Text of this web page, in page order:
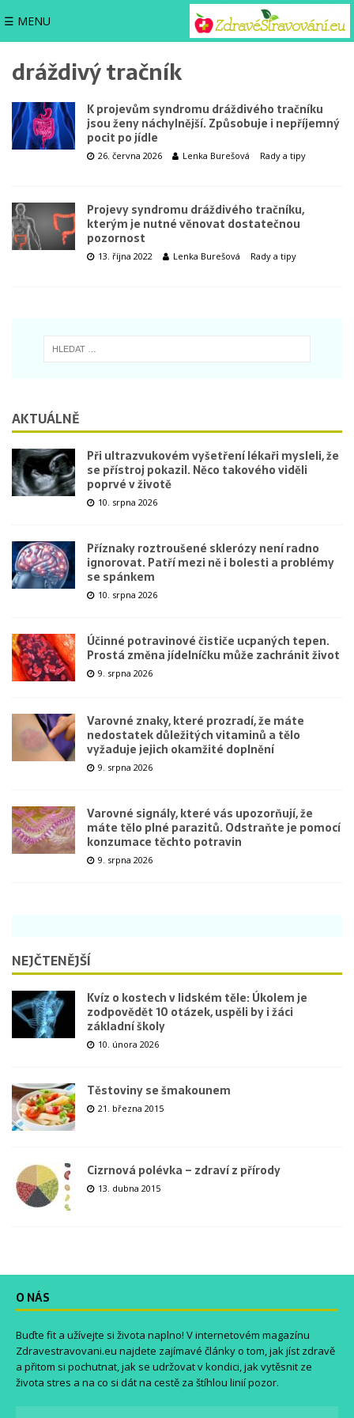
☰ MENU
dráždivý tračník
K projevům syndromu dráždivého tračníku
jsou ženy náchylnější. Způsobuje i nepříjemný
pocit po jídle
26. června 2026 Lenka Burešová Rady a tipy
Projevy syndromu dráždivého tračníku,
kterým je nutné věnovat dostatečnou
pozornost
13. října 2022 Lenka Burešová Rady a tipy
AKTUÁLNĚ
Při ultrazvukovém vyšetření lékaři mysleli, že
se přístroj pokazil. Něco takového viděli
poprvé v životě
10. srpna 2026
Příznaky roztroušené sklerózy není radno
ignorovat. Patří mezi ně i bolesti a problémy
se spánkem
10. srpna 2026
Účinné potravinové čističe ucpaných tepen.
Prostá změna jídelníčku může zachránit život
9. srpna 2026
Varovné znaky, které prozradí, že máte
nedostatek důležitých vitaminů a tělo
vyžaduje jejich okamžité doplnění
9. srpna 2026
Varovné signály, které vás upozorňují, že
máte tělo plné parazitů. Odstraňte je pomocí
konzumace těchto potravin
9. srpna 2026
NEJČTENĚJŠÍ
Kvíz o kostech v lidském těle: Úkolem je
zodpovědět 10 otázek, uspěli by i žáci
základní školy
10. února 2026
Těstoviny se šmakounem
21. března 2015
Cizrnová polévka – zdraví z přírody
13. dubna 2015
O NÁS
Buďte fit a užívejte si života naplno! V internetovém magazínu
Zdravestravovani.eu najdete zajímavé články o tom, jak jíst zdravě
a přitom si pochutnat, jak se udržovat v kondici, jak vytěsnit ze
života stres a na co si dát na cestě za štíhlou linií pozor.